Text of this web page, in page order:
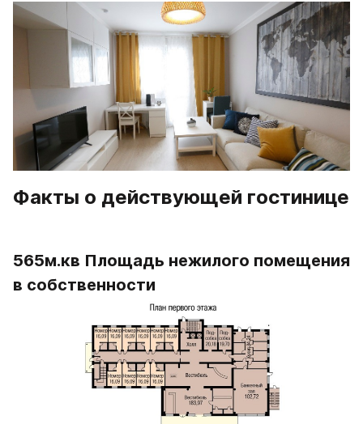
Факты о действующей гостинице
565м.кв Площадь нежилого помещения
в собственности